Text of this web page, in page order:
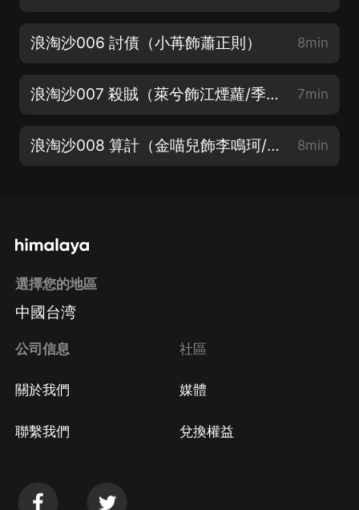
浪淘沙006 討債（小苒飾蕭正則） 8min
浪淘沙007 殺賊（萊兮飾江煙蘿/季繁霜） 7min
浪淘沙008 算計（金喵兒飾李鳴珂/白知微） 8min
選擇您的地區
中國台湾
公司信息
關於我們
聯繫我們
社區
媒體
兌換權益